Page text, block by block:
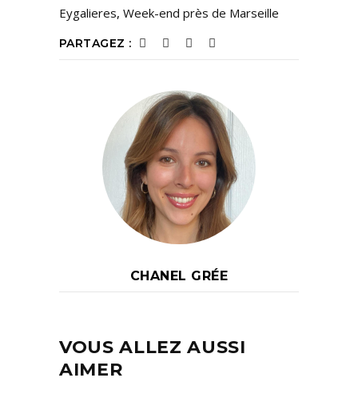
Eygalieres, Week-end près de Marseille
PARTAGEZ :
CHANEL GRÉE
VOUS ALLEZ AUSSI
AIMER